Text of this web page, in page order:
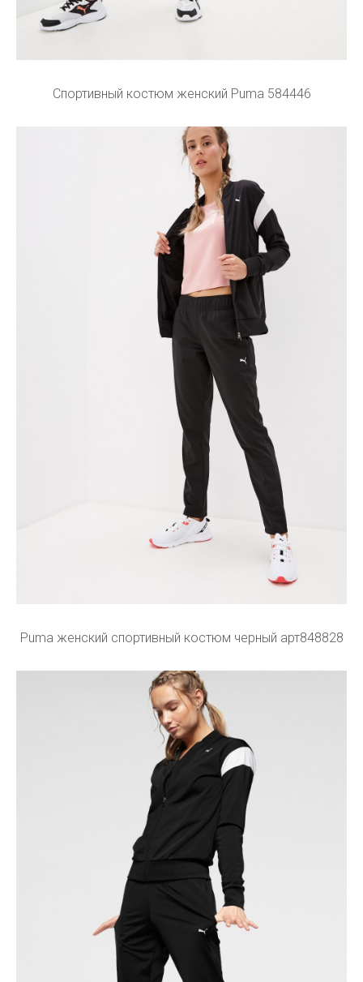
Спортивный костюм женский Puma 584446
Puma женский спортивный костюм черный арт848828